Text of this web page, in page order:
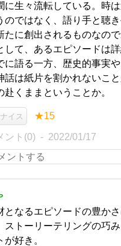
に生々流転している。時
のではなく、語り手と聴
たに創出されるものなの
して、あるエピソードは
に語る一方、歴史的事実
話は紙片を割かれないこ
赴くままということか。
ナイス ★15
ント(0) 2022/01/17
となるエピソードの豊か
ストーリーテリングの巧
が好き。